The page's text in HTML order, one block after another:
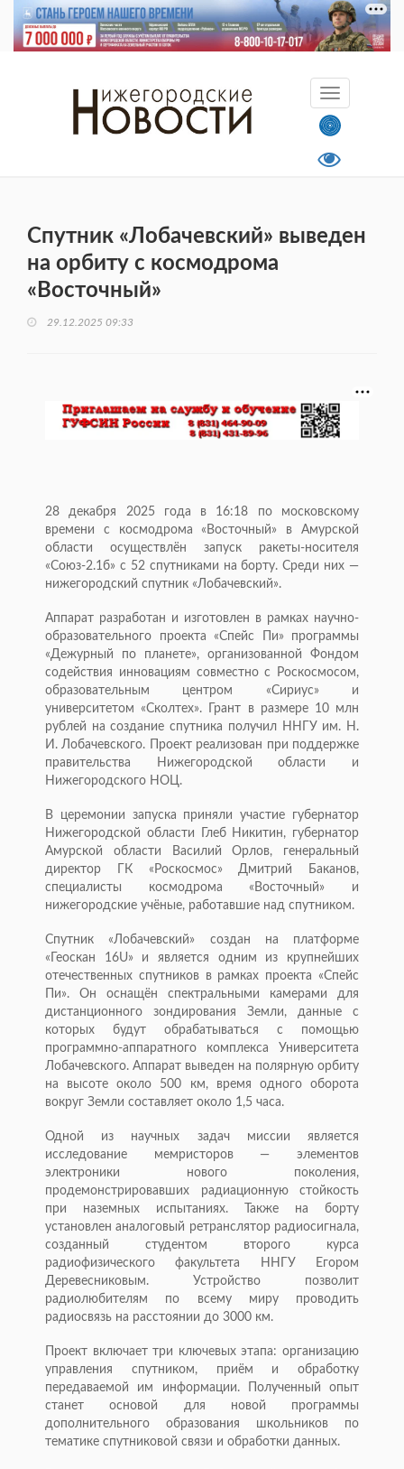
Спутник «Лобачевский» выведен
на орбиту с космодрома
«Восточный»
29.12.2025 09:33
28 декабря 2025 года в 16:18 по московскому
времени с космодрома «Восточный» в Амурской
области осуществлён запуск ракеты-носителя
«Союз-2.1б» с 52 спутниками на борту. Среди них —
нижегородский спутник «Лобачевский».
Аппарат разработан и изготовлен в рамках научно-
образовательного проекта «Спейс Пи» программы
«Дежурный по планете», организованной Фондом
содействия инновациям совместно с Роскосмосом,
образовательным центром «Сириус» и
университетом «Сколтех». Грант в размере 10 млн
рублей на создание спутника получил ННГУ им. Н.
И. Лобачевского. Проект реализован при поддержке
правительства Нижегородской области и
Нижегородского НОЦ.
В церемонии запуска приняли участие губернатор
Нижегородской области Глеб Никитин, губернатор
Амурской области Василий Орлов, генеральный
директор ГК «Роскосмос» Дмитрий Баканов,
специалисты космодрома «Восточный» и
нижегородские учёные, работавшие над спутником.
Спутник «Лобачевский» создан на платформе
«Геоскан 16U» и является одним из крупнейших
отечественных спутников в рамках проекта «Спейс
Пи». Он оснащён спектральными камерами для
дистанционного зондирования Земли, данные с
которых будут обрабатываться с помощью
программно-аппаратного комплекса Университета
Лобачевского. Аппарат выведен на полярную орбиту
на высоте около 500 км, время одного оборота
вокруг Земли составляет около 1,5 часа.
Одной из научных задач миссии является
исследование мемристоров — элементов
электроники нового поколения,
продемонстрировавших радиационную стойкость
при наземных испытаниях. Также на борту
установлен аналоговый ретранслятор радиосигнала,
созданный студентом второго курса
радиофизического факультета ННГУ Егором
Деревесниковым. Устройство позволит
радиолюбителям по всему миру проводить
радиосвязь на расстоянии до 3000 км.
Проект включает три ключевых этапа: организацию
управления спутником, приём и обработку
передаваемой им информации. Полученный опыт
станет основой для новой программы
дополнительного образования школьников по
тематике спутниковой связи и обработки данных.